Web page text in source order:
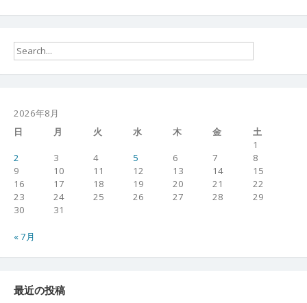
2026年8月
日
月 火 水 木 金
土
1
2
3 4 5 6 7
8
9
10 11 12 13 14
15
16
17 18 19 20 21
22
23
24 25 26 27 28
29
30
31
« 7月
最近の投稿